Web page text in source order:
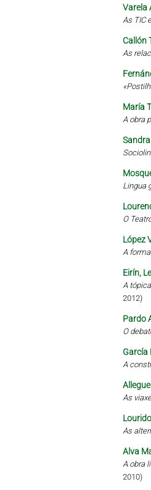
Varela
As TIC
Callón
As
María
A obra
Lingua
O
López
A
Eirín,
A
2012)
Pardo
O
García
A
As
As
Alva
A obra
2010)